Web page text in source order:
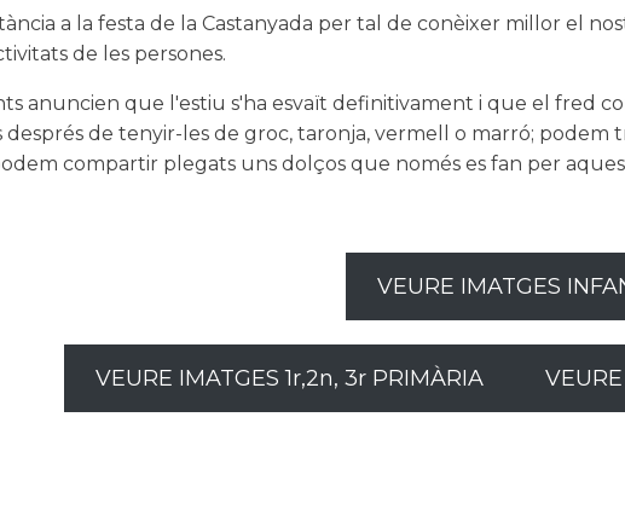
a la festa de la Castanyada per tal de conèixer millor el
de les persones.
anuncien que l'estiu s'ha esvaït definitivament i que el fred
de tenyir-les de groc, taronja, vermell o marró; podem
compartir plegats uns dolços que només es fan per
VEURE IMATGES
VEURE IMATGES 1r,2n, 3r PRIMÀRIA